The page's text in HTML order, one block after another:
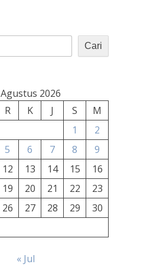
Cari
Agustus 2026
R K J S
M
1
2
5 6 7 8
9
12 13 14 15
16
19 20 21 22
23
26 27 28 29
30
« Jul